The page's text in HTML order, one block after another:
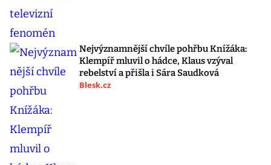
Nejvýznamnější chvíle pohřbu Knížáka:
Klempíř mluvil o hádce, Klaus vzýval
rebelství a přišla i Sára Saudková
Blesk.cz